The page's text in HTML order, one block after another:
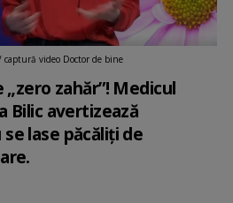
captură video Doctor de bine
zahăr”! Medicul
Bilic avertizează
lase păcăliți de